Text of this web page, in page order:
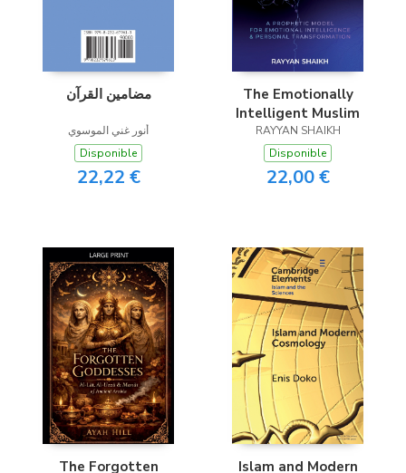
مضامين القرآن
أنور غني الموسوي
Disponible
22,22 €
The Emotionally
Intelligent Muslim
RAYYAN SHAIKH
Disponible
22,00 €
The Forgotten Islam and Modern